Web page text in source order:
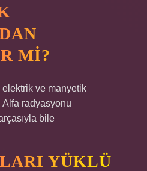
MI?
ve manyetik
radyasyonu
bile
YÜKLÜ